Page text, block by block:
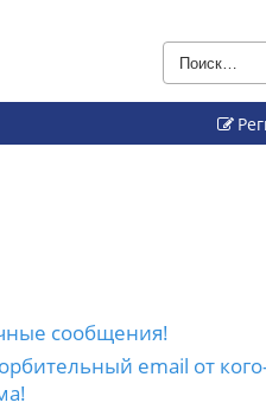
сообщения!
email от кого-